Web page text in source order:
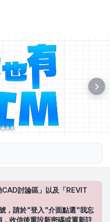
討論區」以及「REVIT
，請於"登入"介面點選"我忘
收信後重設新密碼或重新註